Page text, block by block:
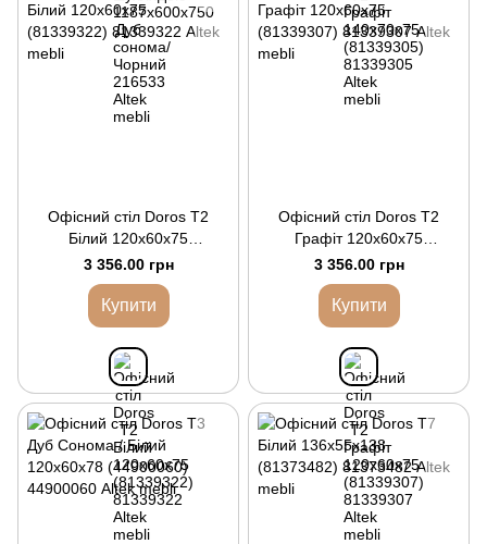
Офісний стіл Doros Т2
Білий 120х60х75
(81339322)
3 356.00 грн
Купити
Офісний стіл Doros Т2
Графіт 120х60х75
(81339307)
3 356.00 грн
Купити